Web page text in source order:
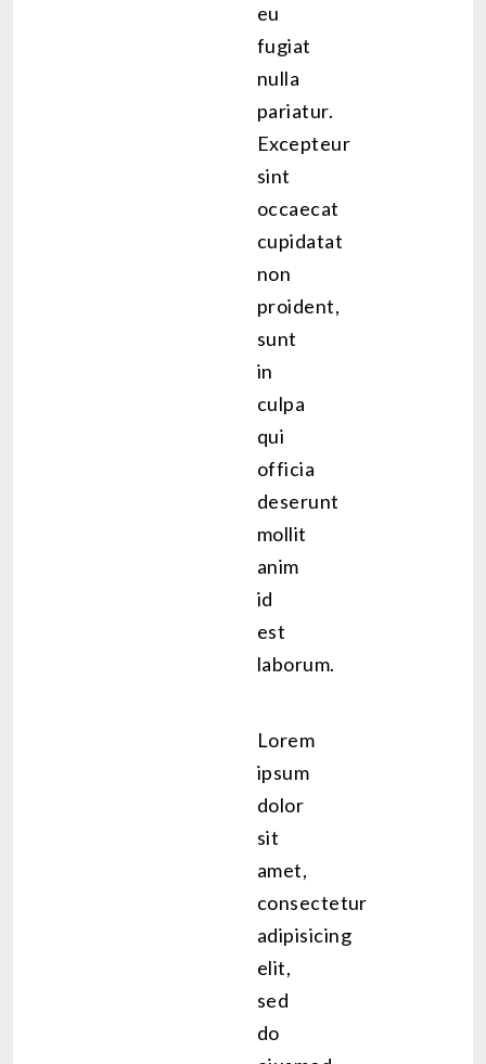
eu
fugiat
nulla
pariatur.
Excepteur
sint
occaecat
cupidatat
non
proident,
sunt
in
culpa
qui
officia
deserunt
mollit
anim
id
est
laborum.
Lorem
ipsum
dolor
sit
amet,
consectetur
adipisicing
elit,
sed
do